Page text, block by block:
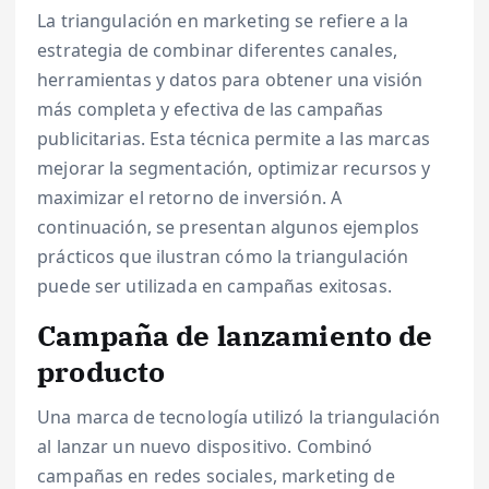
La triangulación en marketing se refiere a la
estrategia de combinar diferentes canales,
herramientas y datos para obtener una visión
más completa y efectiva de las campañas
publicitarias. Esta técnica permite a las marcas
mejorar la segmentación, optimizar recursos y
maximizar el retorno de inversión. A
continuación, se presentan algunos ejemplos
prácticos que ilustran cómo la triangulación
puede ser utilizada en campañas exitosas.
Campaña de lanzamiento de
producto
Una marca de tecnología utilizó la triangulación
al lanzar un nuevo dispositivo. Combinó
campañas en redes sociales, marketing de